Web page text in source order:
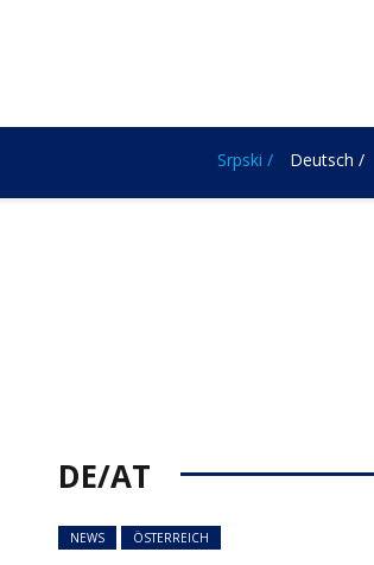
Srpski / Deutsch /
DE/AT
NEWS ÖSTERREICH